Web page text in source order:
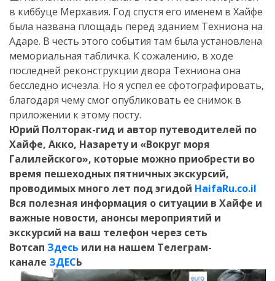
в киббуце Мерхавия. Год спустя его именем в Хайфе
была названа площадь перед зданием Техниона на
Адаре. В честь этого события там была установлена
мемориальная табличка. К сожалению, в ходе
последней реконструкции двора Техниона она
бесследно исчезла. Но я успел ее сфотографировать,
благодаря чему смог опубликовать ее снимок в
приложении к этому посту.
Юрий Полторак-гид и автор путеводителей по
Хайфе, Акко, Назарету и «Вокруг моря
Галилейского», которые можно приобрести во
время пешеходных пятничных экскурсий,
проводимых много лет под эгидой HaifaRu.co.il
Вся полезная информация о ситуации в Хайфе и
важные новости, анонсы мероприятий и
экскурсий на ваш телефон через сеть
Вотсап Здесь или на нашем Телеграм-
канале ЗДЕСЬ